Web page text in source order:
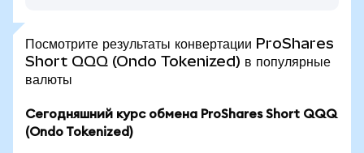
Посмотрите результаты конвертации ProShares
Short QQQ (Ondo Tokenized) в популярные
валюты
Сегодняшний курс обмена ProShares Short QQQ
(Ondo Tokenized)